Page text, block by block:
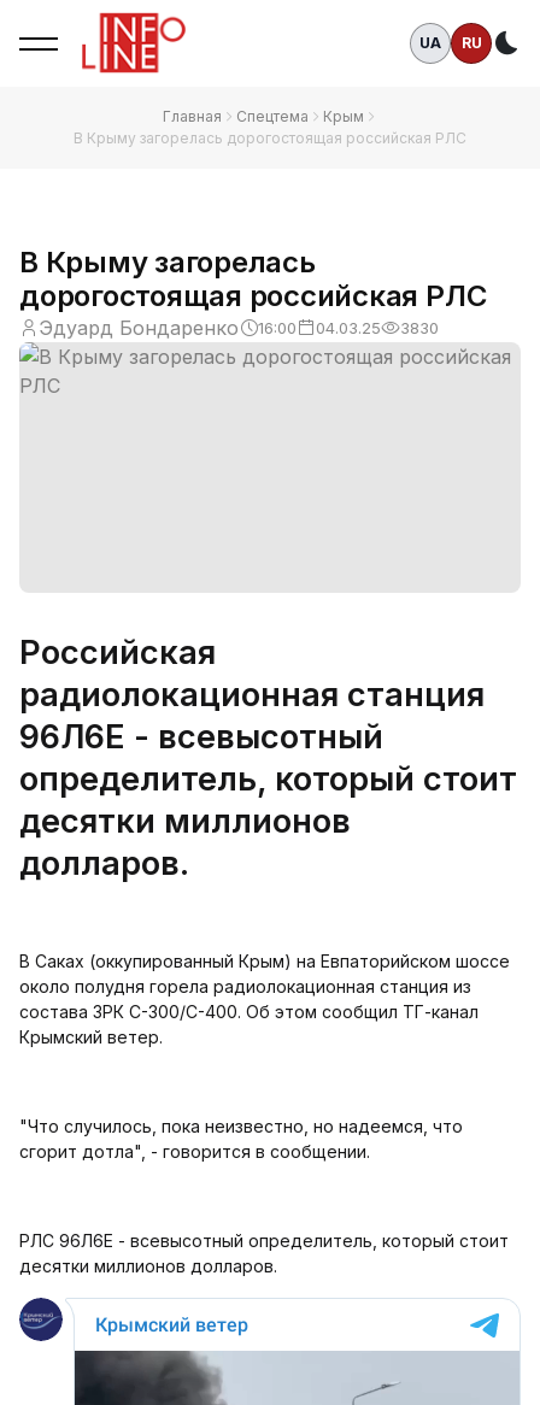
UA RU
Главная Спецтема
Крым
В Крыму загорелась дорогостоящая российская РЛС
В Крыму загорелась
дорогостоящая российская РЛС
Эдуард Бондаренко 16:00 04.03.25 3830
Российская
радиолокационная станция
96Л6Е - всевысотный
определитель, который стоит
десятки миллионов
долларов.
В Саках (оккупированный Крым) на Евпаторийском шоссе
около полудня горела радиолокационная станция из
состава ЗРК С-300/С-400. Об этом сообщил ТГ-канал
Крымский ветер.
"Что случилось, пока неизвестно, но надеемся, что
сгорит дотла", - говорится в сообщении.
РЛС 96Л6Е - всевысотный определитель, который стоит
десятки миллионов долларов.